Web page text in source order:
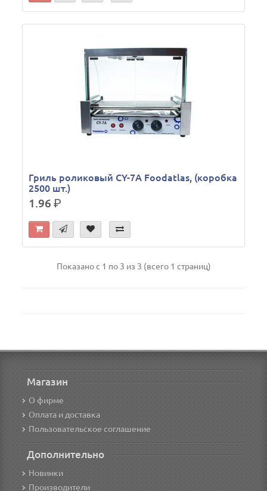
Гриль роликовый CY-7A Foodatlas, (коробка
2500 шт.)
1.96р.
Показано с 1 по 3 из 3 (всего 1 страниц)
Магазин
О фирме
Оплата и доставка
Пользовательское соглашение
Дополнительно
Новинки
Производители